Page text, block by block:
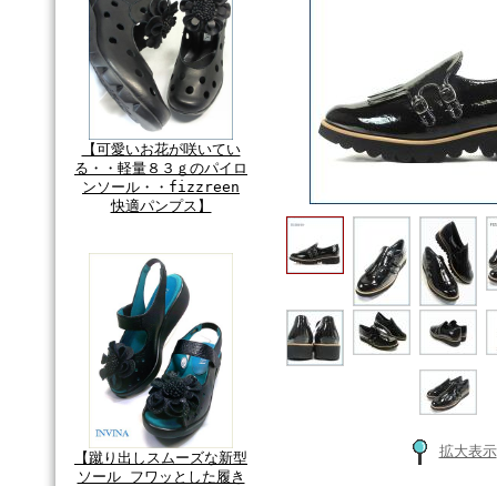
【可愛いお花が咲いてい
る・・軽量８３ｇのパイロ
ンソール・・fizzreen
快適パンプス】
【蹴り出しスムーズな新型
ソール フワッとした履き
拡大表示